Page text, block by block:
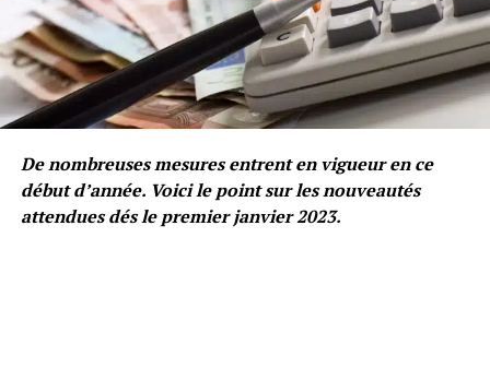
De nombreuses mesures entrent en vigueur en ce
début d’année. Voici le point sur les nouveautés
attendues dés le premier janvier 2023.